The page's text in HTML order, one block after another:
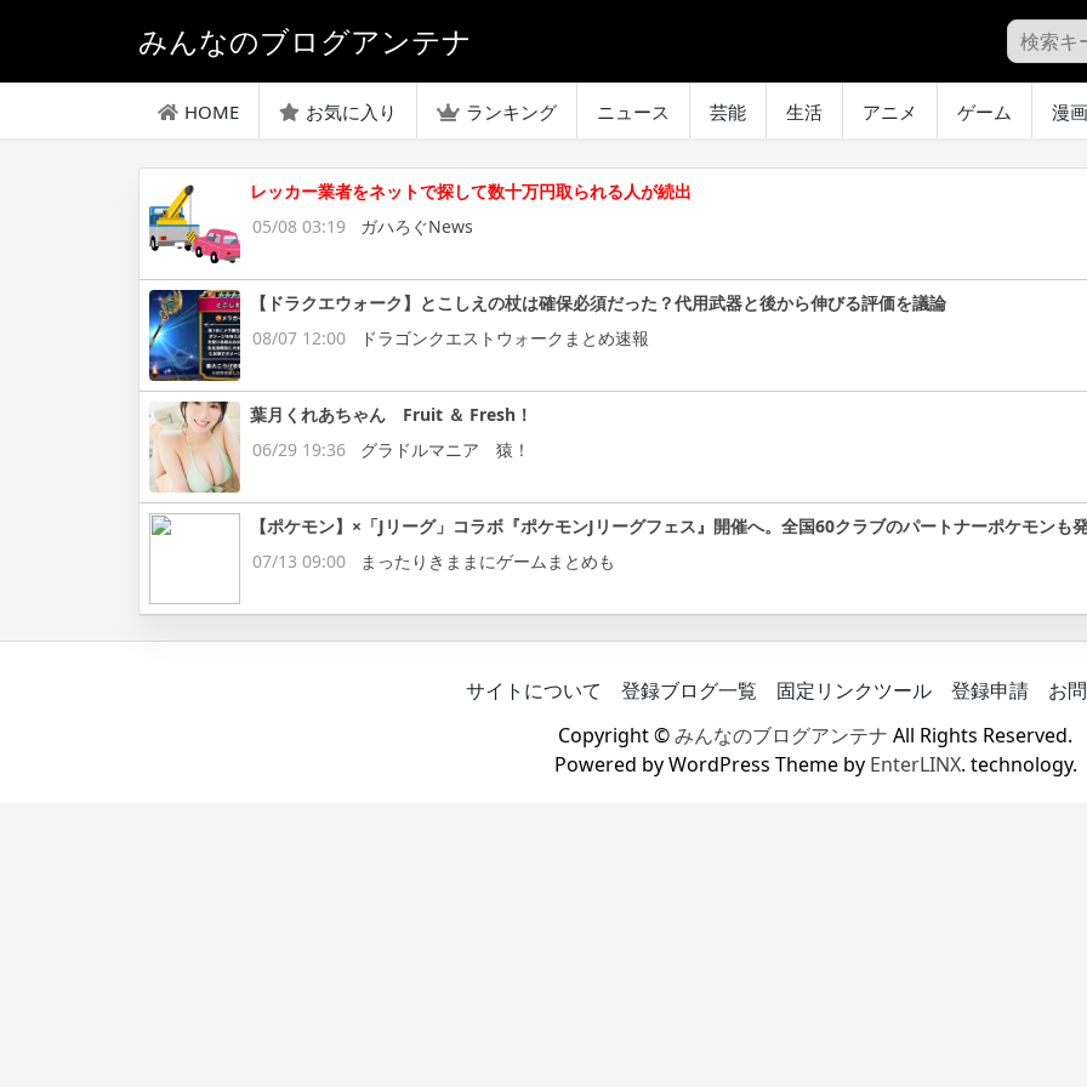
みんなのブログアンテナ
HOME お気に入り ランキング ニュース 芸能 生活 アニメ ゲーム 漫画
レッカー業者をネットで探して数十万円取られる人が続出
05/08 03:19
ガハろぐNews
【ドラクエウォーク】とこしえの杖は確保必須だった？代用武器と後から伸びる評価を議論
08/07 12:00
ドラゴンクエストウォークまとめ速報
葉月くれあちゃん Fruit ＆ Fresh！
06/29 19:36
グラドルマニア 猿！
【ポケモン】×「Jリーグ」コラボ『ポケモンJリーグフェス』開催へ。全国60クラブのパートナーポケモンも
07/13 09:00
まったりきままにゲームまとめも
サイトについて 登録ブログ一覧 固定リンクツール 登録申請
お
Copyright ©みんなのブログアンテナ All Rights Reserved.
Powered by WordPress Theme by EnterLINX. technology.